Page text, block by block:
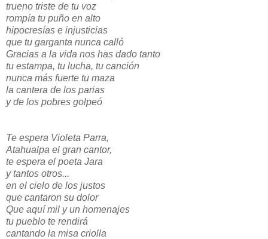
trueno triste de tu voz
rompía tu puño en alto
hipocresías e injusticias
que tu garganta nunca calló
Gracias a la vida nos has dado tanto
tu estampa, tu lucha, tu canción
nunca más fuerte tu maza
la cantera de los parias
y de los pobres golpeó
Te espera Violeta Parra,
Atahualpa el gran cantor,
te espera el poeta Jara
y tantos otros...
en el cielo de los justos
que cantaron su dolor
Que aquí mil y un homenajes
tu pueblo te rendirá
cantando la misa criolla